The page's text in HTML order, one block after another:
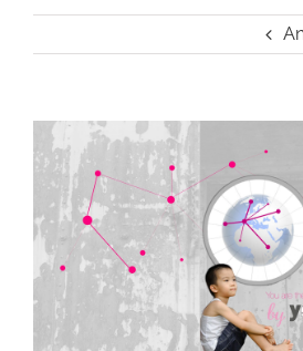
Ver
imagen
más
grande